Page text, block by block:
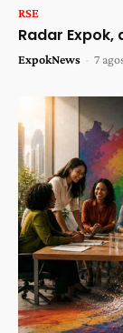
RSE
Radar Expok,
ExpokNews - 7